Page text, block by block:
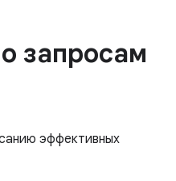
запросам
эффективных